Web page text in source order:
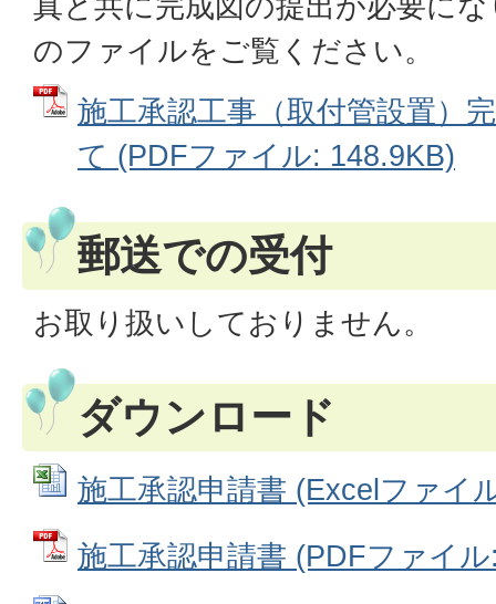
のファイルをご覧ください。
施工承認工事（取付管設置）
て (PDFファイル: 148.9KB)
郵送での受付
お取り扱いしておりません。
ダウンロード
施工承認申請書 (Excelファイ
施工承認申請書 (PDFファイ